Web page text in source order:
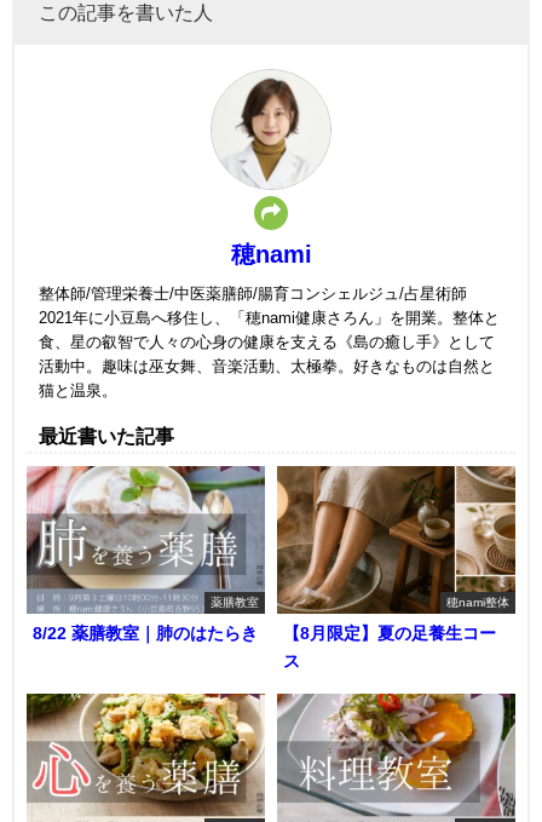
この記事を書いた人
穂nami
整体師/管理栄養士/中医薬膳師/腸育コンシェルジュ/占星術師
2021年に小豆島へ移住し、「穂nami健康さろん」を開業。整体と
食、星の叡智で人々の心身の健康を支える《島の癒し手》として
活動中。趣味は巫女舞、音楽活動、太極拳。好きなものは自然と
猫と温泉。
最近書いた記事
薬膳教室
8/22 薬膳教室｜肺のはたらき
穂nami整体
【8月限定】夏の足養生コー
ス